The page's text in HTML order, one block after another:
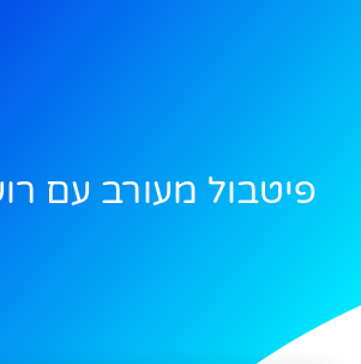
פיטבול מעורב עם